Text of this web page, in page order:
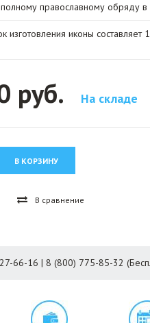
православному обряду в
изготовления иконы составляет
руб. На складе
В сравнение
66-16 | 8 (800) 775-85-32